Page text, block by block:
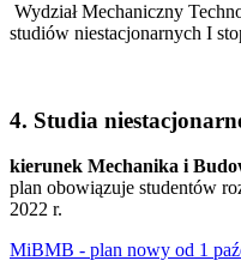
Wydział Mechaniczny
studiów niestacjonarnych I
4. Studia
kierunek Mechanika i
plan obowiązuje studentów
2022 r.
MiBMB - plan nowy od 1